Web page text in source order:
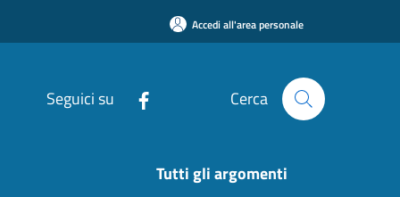
Accedi all'area personale
Seguici su Cerca
Tutti gli argomenti